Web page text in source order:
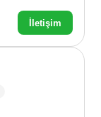
İletişim